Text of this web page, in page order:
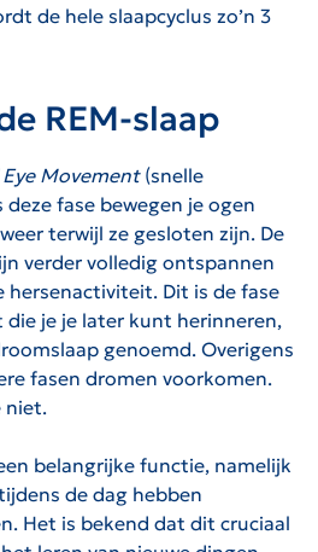
de hele slaapcyclus zo’n 3
REM-slaap
Movement (snelle
fase bewegen je ogen
terwijl ze gesloten zijn. De
verder volledig ontspannen
hersenactiviteit. Dit is de fase
je je later kunt herinneren,
genoemd. Overigens
fasen dromen voorkomen.
niet.
belangrijke functie, namelijk
de dag hebben
Het is bekend dat dit cruciaal